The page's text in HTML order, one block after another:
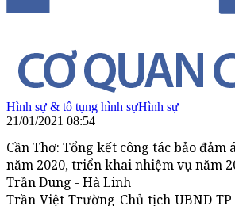
Hình sự & tố tụng hình sựHình sự
21/01/2021 08:54
Cần Thơ: Tổng kết công tác bảo đảm
năm 2020, triển khai nhiệm vụ năm
Trần Dung - Hà Linh
Trần Việt Trường Chủ tịch UBND